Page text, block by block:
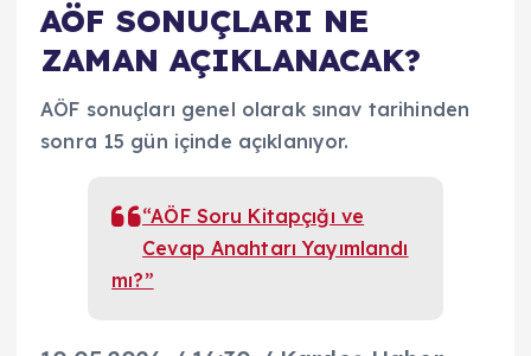
AÖF SONUÇLARI NE
ZAMAN AÇIKLANACAK?
AÖF sonuçları genel olarak sınav tarihinden
sonra 15 gün içinde açıklanıyor.
“AÖF Soru Kitapçığı ve
Cevap Anahtarı Yayımlandı
mı?”